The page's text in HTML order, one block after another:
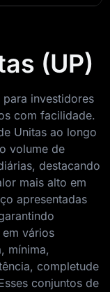
(UP)
investidores
com facilidade.
Unitas ao longo
volume de
destacando
mais alto em
apresentadas
vários
mínima,
completude
conjuntos de